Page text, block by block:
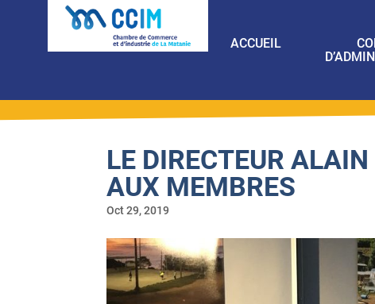
ACCUEIL
LE DIRECTEUR
AUX MEMBRES
Oct 29, 2019